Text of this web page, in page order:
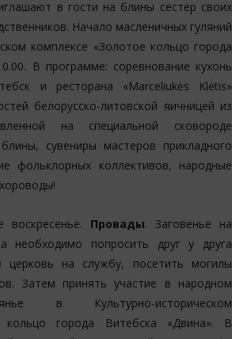
в гости на блины сестёр своих
Начало масленичных гуляний
комплексе «Золотое кольцо города
В программе: соревнование кухонь
и ресторана «Marceliukės Klėtis»
белорусско-литовской яичницей из
на специальной сковороде
сувениры мастеров прикладного
фольклорных коллективов, народные
Провады. Заговенье на
необходимо попросить друг у друга
церковь на службу, посетить могилы
Затем принять участие в народном
в Культурно-историческом
кольцо города Витебска «Двина». В